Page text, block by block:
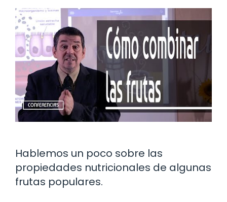
Hablemos un poco sobre las
propiedades nutricionales de algunas
frutas populares.